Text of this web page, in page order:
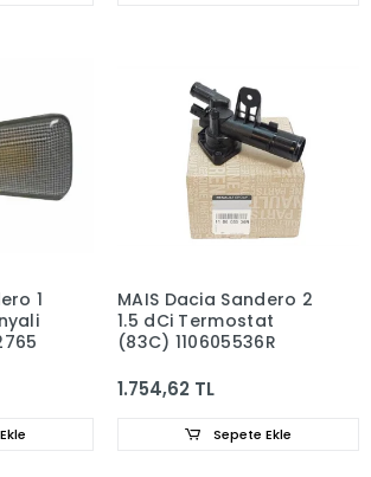
1
MAIS Dacia Sandero 2
1.5 dCi Termostat
(83C) 110605536R
1.754,62 TL
Sepete Ekle